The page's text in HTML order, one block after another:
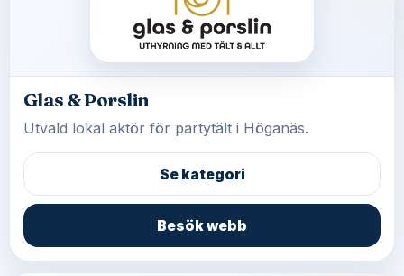
Glas & Porslin
Utvald lokal aktör för partytält i Höganäs.
Se kategori
Besök webb